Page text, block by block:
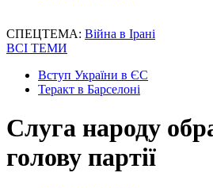
СПЕЦТЕМА: Війна в Ірані
ВСІ ТЕМИ
Вступ України в ЄС
Теракт в Барселоні
Слуга народу
голову партії